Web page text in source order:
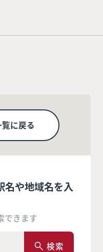
に戻る
名や地域名を入
できます
検索